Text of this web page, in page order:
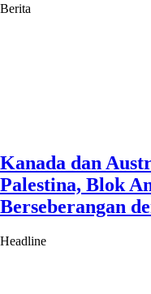
Berita
Kanada dan
Palestina, Blok
Berseberangan
Headline